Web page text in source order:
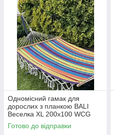
Одномісний гамак для
дорослих з планкою BALI
Веселка XL 200х100 WCG
Shopik
Готово до відправки